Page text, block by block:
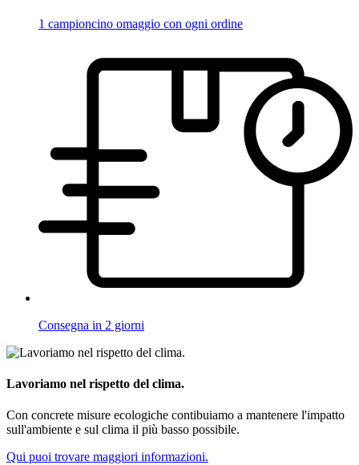
1 campioncino omaggio con ogni ordine
Consegna in 2 giorni
Lavoriamo nel rispetto del clima.
Con concrete misure ecologiche contibuiamo a mantenere l'impatto
sull'ambiente e sul clima il più basso possibile.
Qui puoi trovare maggiori informazioni.